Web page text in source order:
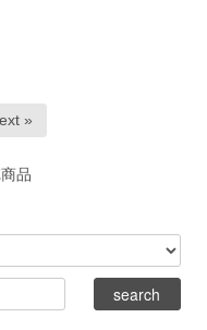
»
商品